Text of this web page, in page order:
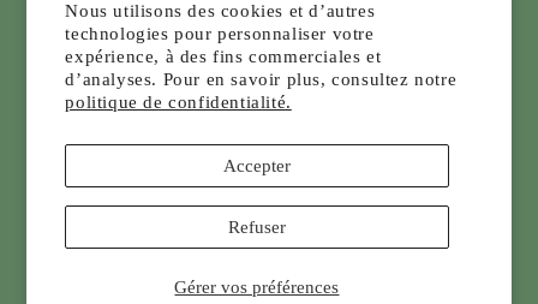
Nous utilisons des cookies et d’autres
technologies pour personnaliser votre
expérience, à des fins commerciales et
d’analyses. Pour en savoir plus, consultez notre
politique de confidentialité.
Gérer vos préférences
Accepter
Refuser
Infolettre, promotion, événement